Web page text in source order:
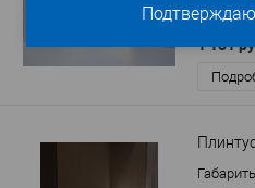
552
1 131
Подтверждаю